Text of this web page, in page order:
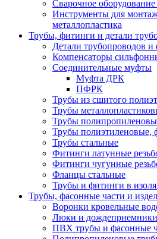
Сварочное
Инструменты для
металлопластика
Трубы, фитинги и детали
Детали трубопроводов
Компенсаторы
Соединительные муфты
Муфта ДРК
ПФРК
Трубы из сшитого
Трубы
Трубы
Трубы полиэтиленовые,
Трубы стальные
Фитинги латунные
Фитинги чугунные
Фланцы стальные
Трубы и фитинги в
Трубы, фасонные части и
Воронки кровельные
Люки и дождеприемники
ПВХ трубы и фасонные